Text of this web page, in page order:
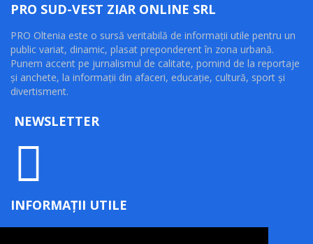
PRO SUD-VEST ZIAR ONLINE SRL
PRO Oltenia este o sursă veritabilă de informaţii utile pentru un
public variat, dinamic, plasat preponderent în zona urbană.
Punem accent pe jurnalismul de calitate, pornind de la reportaje
şi anchete, la informaţii din afaceri, educaţie, cultură, sport şi
divertisment.
NEWSLETTER
INFORMAȚII UTILE
Termeni și condiții